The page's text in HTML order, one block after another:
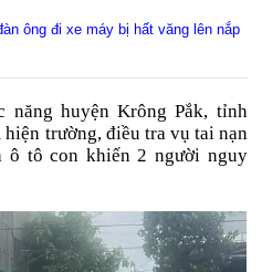
ông đi xe máy bị hất văng lên nắp
năng huyện Krông Pắk, tỉnh
trường, điều tra vụ tai nạn
ô tô con khiến 2 người nguy